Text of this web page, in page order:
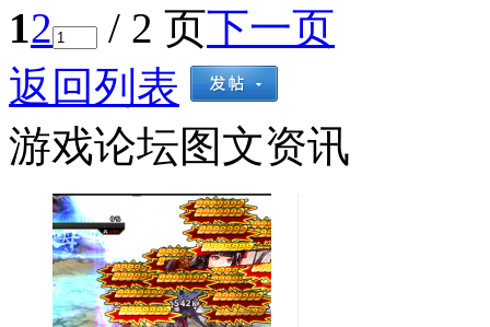
12 / 2 页下一页
返回列表
游戏论坛图文资讯